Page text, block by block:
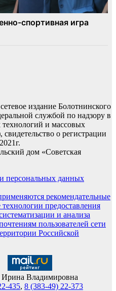
издание Болотнинского
службой по надзору в
и массовых
о регистрации
дом «Советская
персональных данных
рекомендательные
предоставления
и анализа
пользователей сети
Российской
Ирина Владимировна
435, 8 (383-49) 22-373